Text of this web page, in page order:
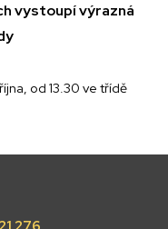
vystoupí výrazná
od 13.30 ve třídě